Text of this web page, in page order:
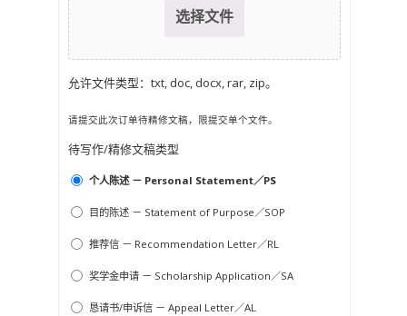
允许文件类型：txt, doc, docx, rar, zip。
请提交此次订单待精修文稿，限提交单个文件。
待写作/精修文稿类型
个人陈述 － Personal Statement／PS
目的陈述 － Statement of Purpose／SOP
推荐信 － Recommendation Letter／RL
奖学金申请 － Scholarship Application／SA
恳请书/申诉信 － Appeal Letter／AL